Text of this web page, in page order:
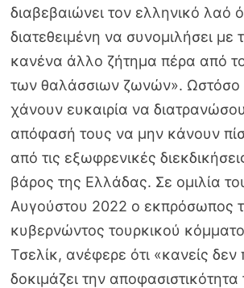
διαβεβαιώνει τον ελληνικό λαό
διατεθειμένη να συνομιλήσει με
κανένα άλλο ζήτημα πέρα από
των θαλάσσιων ζωνών». Ωστόσο
χάνουν ευκαιρία να
απόφασή τους να μην κάνουν
από τις εξωφρενικές
βάρος της Ελλάδας. Σε ομιλία
Αυγούστου 2022 ο εκπρόσωπος
κυβερνώντος τουρκικού
Τσελίκ, ανέφερε ότι «κανείς δεν
δοκιμάζει την